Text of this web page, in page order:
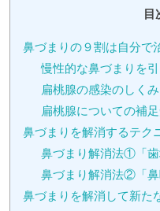
目
鼻づまりの９割は自分で
慢性的な鼻づまりを
扁桃腺の感染のしくみ
扁桃腺についての補
鼻づまりを解消するテク
鼻づまり解消法①「歯
鼻づまり解消法②「鼻
鼻づまりを解消して新た